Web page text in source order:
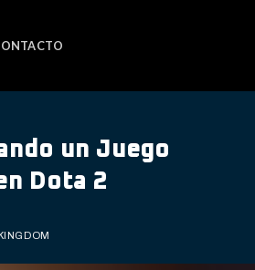
un Juego
Dota 2